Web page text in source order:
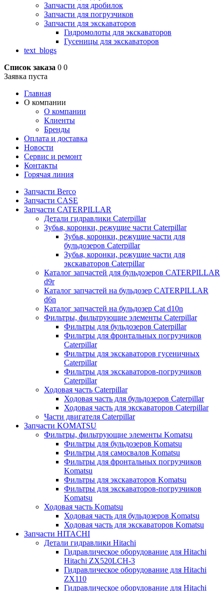
Запчасти для дробилок
Запчасти для погрузчиков
Запчасти для экскаваторов
Гидромолоты для экскаваторов
Гусеницы для экскаваторов
text_blogs
Список заказа 0 0
Заявка пуста
Главная
О компании
О компании
Клиенты
Бренды
Оплата и доставка
Новости
Сервис и ремонт
Контакты
Горячая линия
Запчасти Berco
Запчасти CASE
Запчасти CATERPILLAR
Детали гидравлики Caterpillar
Зубья, коронки, режущие части Caterpillar
Зубья, коронки, режущие части для
бульдозеров Caterpillar
Зубья, коронки, режущие части для
экскаваторов Caterpillar
Каталог запчастей для бульдозеров CATERPILLAR
d9r
Каталог запчастей на бульдозер CATERPILLAR
d6n
Каталог запчастей на бульдозер Сat d10n
Фильтры, фильтрующие элементы Caterpillar
Фильтры для бульдозеров Caterpillar
Фильтры для фронтальных погрузчиков
Caterpillar
Фильтры для экскаваторов гусеничных
Caterpillar
Фильтры для экскаваторов-погрузчиков
Caterpillar
Ходовая часть Caterpillar
Ходовая часть для бульдозеров Caterpillar
Ходовая часть для экскаваторов Caterpillar
Части двигателя Caterpillar
Запчасти KOMATSU
Фильтры, фильтрующие элементы Komatsu
Фильтры для бульдозеров Komatsu
Фильтры для самосвалов Komatsu
Фильтры для фронтальных погрузчиков
Komatsu
Фильтры для экскаваторов Komatsu
Фильтры для экскаваторов-погрузчиков
Komatsu
Ходовая часть Komatsu
Ходовая часть для бульдозеров Komatsu
Ходовая часть для экскаваторов Komatsu
Запчасти HITACHI
Детали гидравлики Hitachi
Гидравлическое оборудование для Hitachi
Hitachi ZX520LCH-3
Гидравлическое оборудование для Hitachi
ZX110
Гидравлическое оборудование для Hitachi